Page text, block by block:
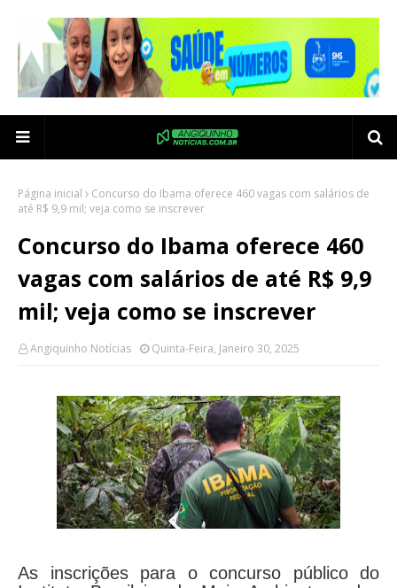
Página inicial
Concurso do Ibama oferece 460 vagas com salários de
até R$ 9,9 mil; veja como se inscrever
Concurso do Ibama oferece 460
vagas com salários de até R$ 9,9
mil; veja como se inscrever
Angiquinho Notícias Quinta-Feira, Janeiro 30, 2025
As inscrições para o concurso público do